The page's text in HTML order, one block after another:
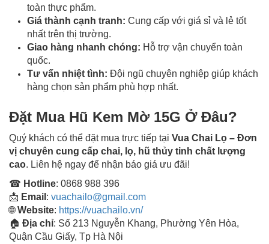
toàn thực phẩm.
Giá thành cạnh tranh: Cung cấp với giá sỉ và lẻ tốt
nhất trên thị trường.
Giao hàng nhanh chóng: Hỗ trợ vận chuyển toàn
quốc.
Tư vấn nhiệt tình: Đội ngũ chuyên nghiệp giúp khách
hàng chọn sản phẩm phù hợp nhất.
Đặt Mua Hũ Kem Mờ 15G Ở Đâu?
Quý khách có thể đặt mua trực tiếp tại Vua Chai Lọ – Đơn
vị chuyên cung cấp chai, lọ, hũ thủy tinh chất lượng
cao. Liên hệ ngay để nhận báo giá ưu đãi!
☎ Hotline: 0868 988 396
📩 Email : vuachailo@gmail.com
🌐Website: https://vuachailo.vn/
🏠 Địa chỉ: Số 213 Nguyễn Khang, Phường Yên Hòa,
Quận Cầu Giấy, Tp Hà Nội